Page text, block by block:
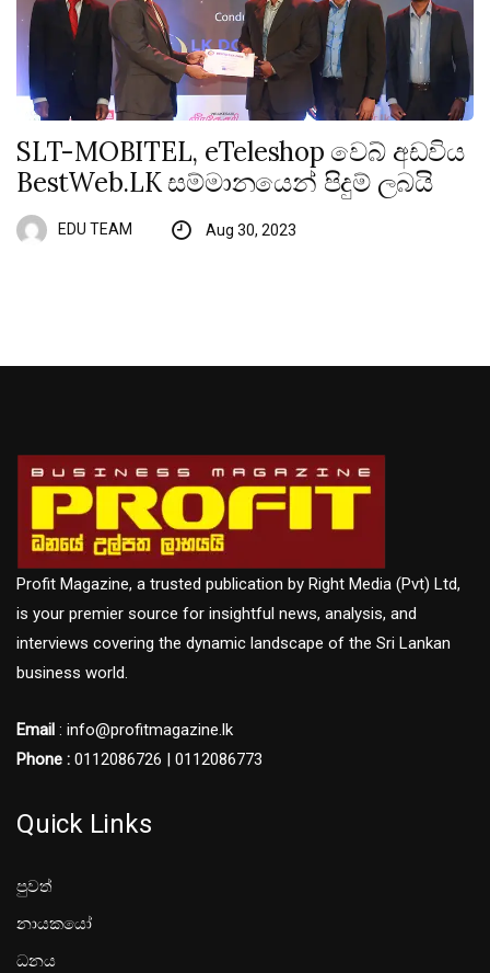
SLT-MOBITEL, eTeleshop වෙබ් අඩවිය
BestWeb.LK සම්මානයෙන් පිදුම් ලබයි
EDU TEAM Aug 30, 2023
Profit Magazine, a trusted publication by Right Media (Pvt) Ltd,
is your premier source for insightful news, analysis, and
interviews covering the dynamic landscape of the Sri Lankan
business world.
Email : info@profitmagazine.lk
Phone : 0112086726 | 0112086773
Quick Links
පුවත්
නායකයෝ
ධනය